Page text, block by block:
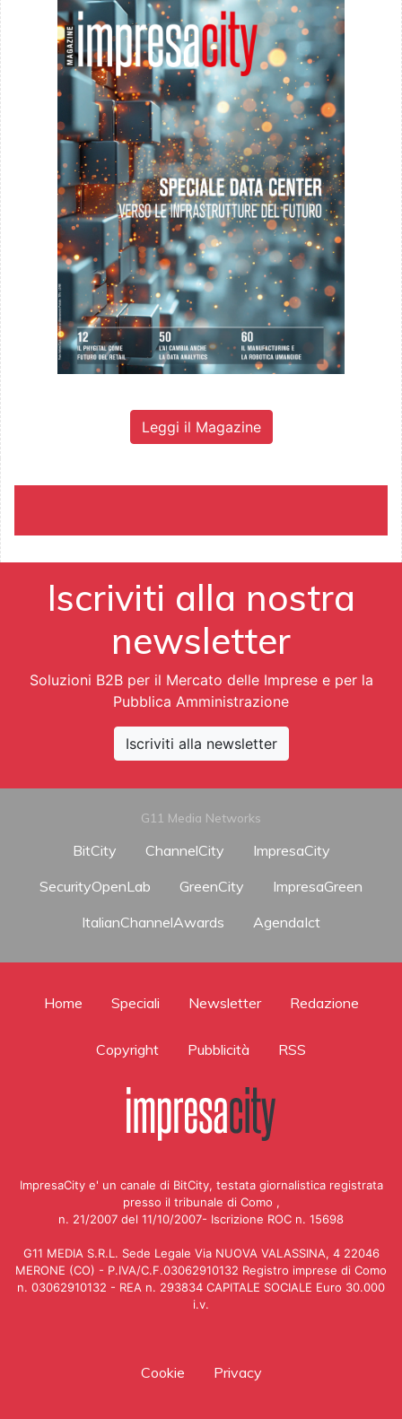
Leggi il Magazine
Iscriviti alla nostra
newsletter
Soluzioni B2B per il Mercato delle Imprese e per la
Pubblica Amministrazione
Iscriviti alla newsletter
G11 Media Networks
BitCity ChannelCity
ImpresaCity
SecurityOpenLab
GreenCity
ImpresaGreen
ItalianChannelAwards
AgendaIct
Home Speciali Newsletter Redazione
Copyright Pubblicità RSS
ImpresaCity e' un canale di BitCity, testata giornalistica registrata
presso il tribunale di Como ,
n. 21/2007 del 11/10/2007- Iscrizione ROC n. 15698
G11 MEDIA S.R.L. Sede Legale Via NUOVA VALASSINA, 4 22046
MERONE (CO) - P.IVA/C.F.03062910132 Registro imprese di Como
n. 03062910132 - REA n. 293834 CAPITALE SOCIALE Euro 30.000
i.v.
Cookie Privacy